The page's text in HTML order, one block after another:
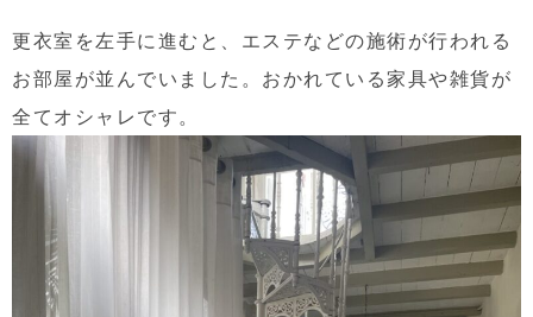
更衣室を左手に進むと、エステなどの施術が行われる
お部屋が並んでいました。おかれている家具や雑貨が
全てオシャレです。